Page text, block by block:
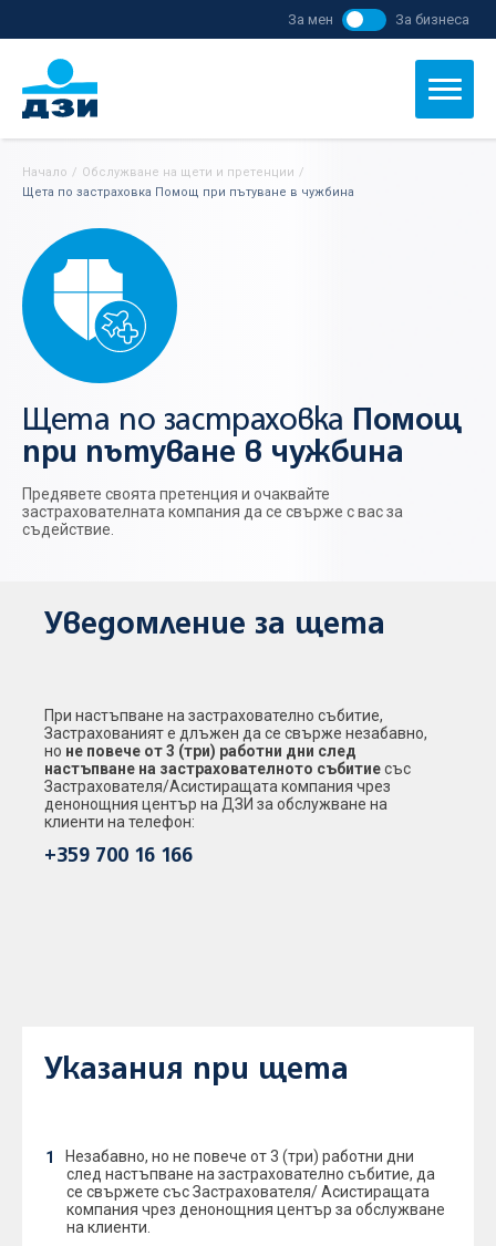
За мен За бизнеса
Начало / Обслужване на щети и претенции /
Щета по застраховка Помощ при пътуване в чужбина
Щета по застраховка
Помощ
при пътуване в чужбина
Предявете своята претенция и очаквайте
застрахователната компания да се свърже с вас за
съдействие.
Уведомление за щета
При настъпване на застрахователно събитие,
Застрахованият е длъжен да се свърже незабавно,
но не повече от 3 (три) работни дни след
настъпване на застрахователното събитиесъс
Застрахователя/Асистиращата компания чрез
денонощния център на ДЗИ за обслужване на
клиенти на телефон:
+359 700 16 166
Указания при щета
Незабавно, но не повече от 3 (три) работни дни
след настъпване на застрахователно събитие, да
се свържете със Застрахователя/ Асистиращата
компания чрез денонощния център за обслужване
на клиенти.